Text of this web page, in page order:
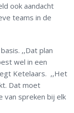
ook aandacht
teams in de
,,Dat plan
wel in een
Ketelaars. ,,Het
Dat moet
van spreken bij elk